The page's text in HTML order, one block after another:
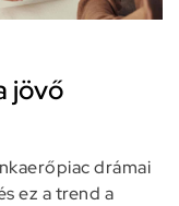
jövő
drámai
ez a trend a